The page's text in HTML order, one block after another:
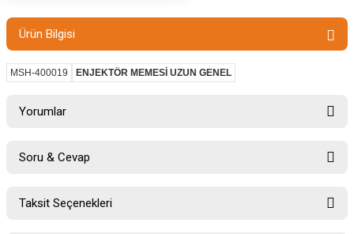
Ürün Bilgisi
MSH-400019 ENJEKTÖR MEMESİ UZUN GENEL
Yorumlar
Soru & Cevap
Taksit Seçenekleri